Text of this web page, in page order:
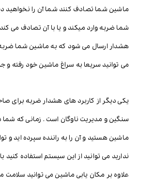
ماشین شما تصادف کنند شما آن را نخواهید
شما ضربه وارد میکند و یا با آن تصادف می
هشدار ارسال می شود که به ماشین شما
می توانید سریعا به سراغ ماشین خود رفته و
یکی دیگر از کاربرد های هشدار ضربه برای
سنگین و مدیریت ناوگان است . زمانی که شما
ماشین هستید و آن را به راننده سپرده اید و
ندارید می توانید از این سیستم استفاده کنید
علاوه بر مکان یابی ماشین می توانید سلامت